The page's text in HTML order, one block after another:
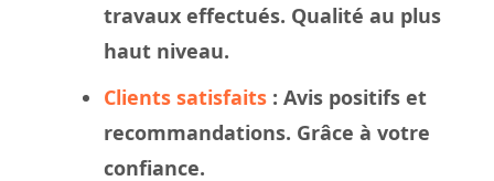
travaux effectués. Qualité au plus
haut niveau.
Clients satisfaits : Avis positifs et
recommandations. Grâce à votre
confiance.